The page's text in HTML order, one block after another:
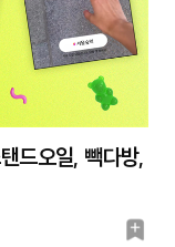
드오일, 빽다방,
북